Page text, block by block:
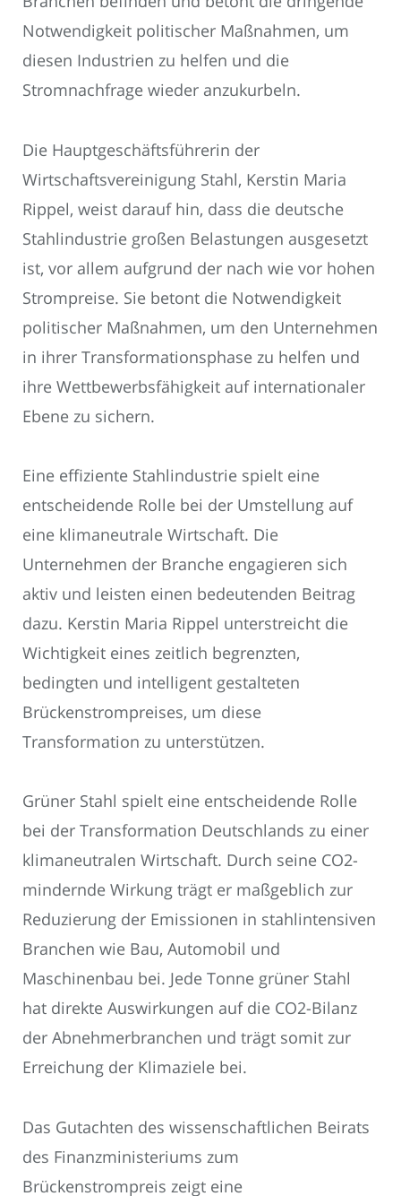
Notwendigkeit politischer Maßnahmen, um
diesen Industrien zu helfen und die
Stromnachfrage wieder anzukurbeln.
Die Hauptgeschäftsführerin der
Wirtschaftsvereinigung Stahl, Kerstin Maria
Rippel, weist darauf hin, dass die deutsche
Stahlindustrie großen Belastungen ausgesetzt
ist, vor allem aufgrund der nach wie vor hohen
Strompreise. Sie betont die Notwendigkeit
politischer Maßnahmen, um den Unternehmen
in ihrer Transformationsphase zu helfen und
ihre Wettbewerbsfähigkeit auf internationaler
Ebene zu sichern.
Eine effiziente Stahlindustrie spielt eine
entscheidende Rolle bei der Umstellung auf
eine klimaneutrale Wirtschaft. Die
Unternehmen der Branche engagieren sich
aktiv und leisten einen bedeutenden Beitrag
dazu. Kerstin Maria Rippel unterstreicht die
Wichtigkeit eines zeitlich begrenzten,
bedingten und intelligent gestalteten
Brückenstrompreises, um diese
Transformation zu unterstützen.
Grüner Stahl spielt eine entscheidende Rolle
bei der Transformation Deutschlands zu einer
klimaneutralen Wirtschaft. Durch seine CO2-
mindernde Wirkung trägt er maßgeblich zur
Reduzierung der Emissionen in stahlintensiven
Branchen wie Bau, Automobil und
Maschinenbau bei. Jede Tonne grüner Stahl
hat direkte Auswirkungen auf die CO2-Bilanz
der Abnehmerbranchen und trägt somit zur
Erreichung der Klimaziele bei.
Das Gutachten des wissenschaftlichen Beirats
des Finanzministeriums zum
Brückenstrompreis zeigt eine